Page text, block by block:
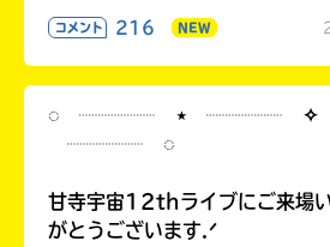
コメント 216 NEW
◌ ┈┈┈┈ ⋆ ┈┈┈┈ ✧
┈┈┈┈ ◌
甘寺宇宙12thライブにご来場
がとうございます.ᐟ